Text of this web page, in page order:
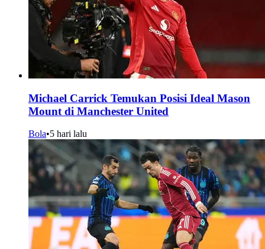
Michael Carrick Temukan Posisi Ideal Mason
Mount di Manchester United
Bola•5 hari lalu